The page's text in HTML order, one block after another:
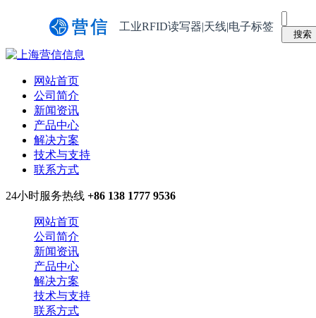
工业RFID读写器|天线|电子标签
网站首页
公司简介
新闻资讯
产品中心
解决方案
技术与支持
联系方式
24小时服务热线 +86 138 1777 9536
网站首页
公司简介
新闻资讯
产品中心
解决方案
技术与支持
联系方式